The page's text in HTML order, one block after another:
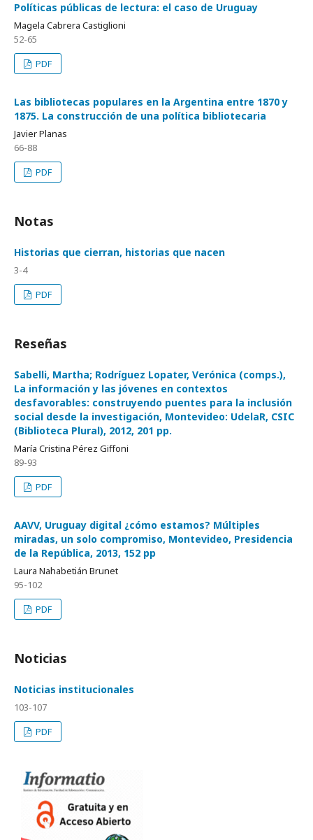
Políticas públicas de lectura: el caso de Uruguay
Magela Cabrera Castiglioni
52-65
PDF
Las bibliotecas populares en la Argentina entre 1870 y
1875. La construcción de una política bibliotecaria
Javier Planas
66-88
PDF
Notas
Historias que cierran, historias que nacen
3-4
PDF
Reseñas
Sabelli, Martha; Rodríguez Lopater, Verónica (comps.),
La información y las jóvenes en contextos
desfavorables: construyendo puentes para la inclusión
social desde la investigación, Montevideo: UdelaR, CSIC
(Biblioteca Plural), 2012, 201 pp.
María Cristina Pérez Giffoni
89-93
PDF
AAVV, Uruguay digital ¿cómo estamos? Múltiples
miradas, un solo compromiso, Montevideo, Presidencia
de la República, 2013, 152 pp
Laura Nahabetián Brunet
95-102
PDF
Noticias
Noticias institucionales
103-107
PDF